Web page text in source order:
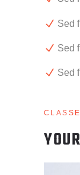
Sed
Sed
Sed